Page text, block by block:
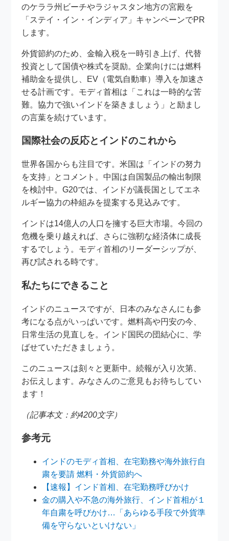
のケララ州ビーチやラジャスタン地方の宮殿を
「ステイ・イン・インディア」キャンペーンでPR
します。
外貨節約のため、金輸入税を一時引き上げ、代替
投資として国債や株式を奨励。企業向けには燃料
補助金を提供し、EV（電気自動車）導入を加速さ
せる計画です。モディ首相は「これは一時的な苦
難。協力で強いインドを築きましょう」と励まし
の言葉を続けています。
国際社会の反応とインドのこれから
世界各国からも注目です。米国は「インドの努力
を支持」とコメント。中国は自国製品の輸出制限
を検討中。G20では、インドが議長国としてエネ
ルギー協力の枠組みを提案する見込みです。
インドは14億人の人口を擁する巨大市場。今回の
危機を乗り越えれば、さらに強靭な経済体に成長
するでしょう。モディ首相のリーダーシップが、
再び試される時です。
私たちにできること
インドのニュースですが、日本のみなさんにも参
考になる点がいっぱいです。燃料高や円安の今、
日常生活の見直しを。インド国民の団結心に、学
ばせていただきましょう。
このニュースは刻々と更新中。続報が入り次第、
お伝えします。みなさんのご意見もお待ちしてい
ます！
（記事本文：約4200文字）
参考元
インドのモディ首相、在宅勤務や海外旅行自
粛を要請 燃料・外貨節約へ
【速報】インド首相、在宅勤務呼びかけ
金の購入や不急の海外旅行、インド首相が１
年自粛を呼びかけ…「あらゆる手段で外貨準
備を守らないといけない」